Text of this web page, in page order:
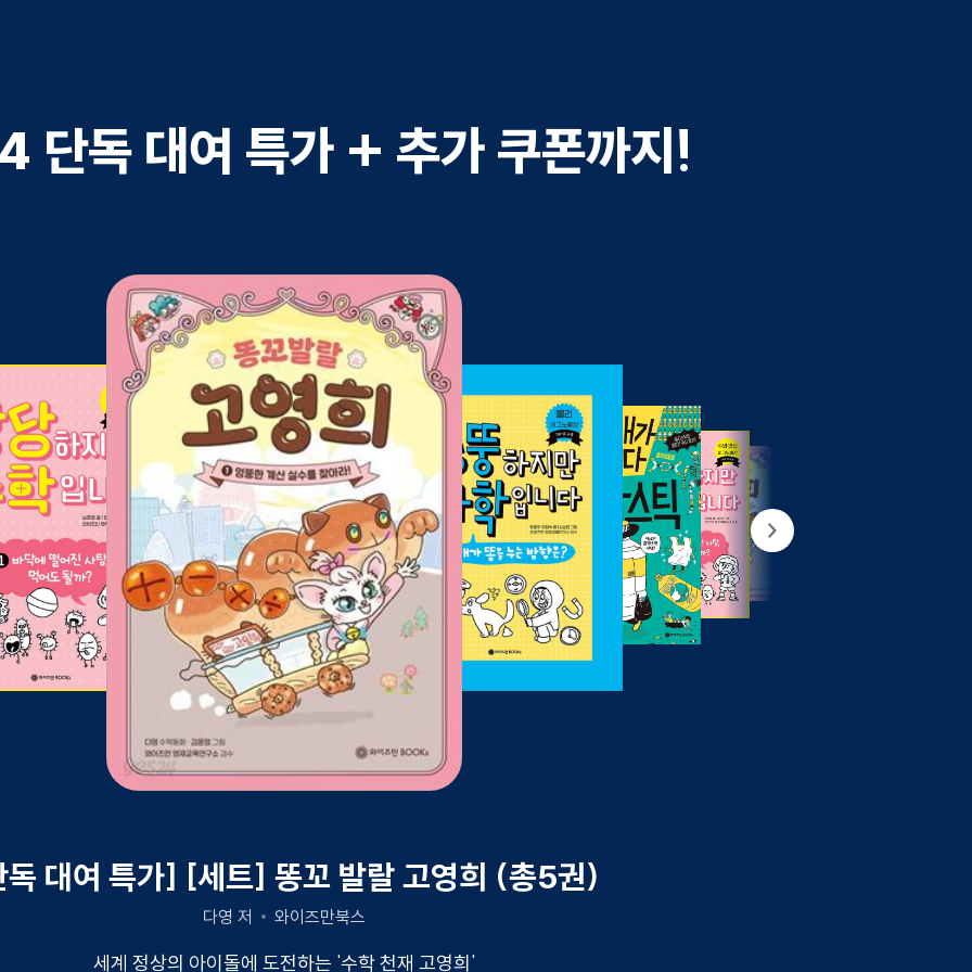
단독 대여 특가 + 추가 쿠폰까지!
대여 특가] [세트] 똥꼬 발랄 고영희 (총5권)
다영 저 와이즈만북스
세계 정상의 아이돌에 도전하는 '수학 천재 고영희'